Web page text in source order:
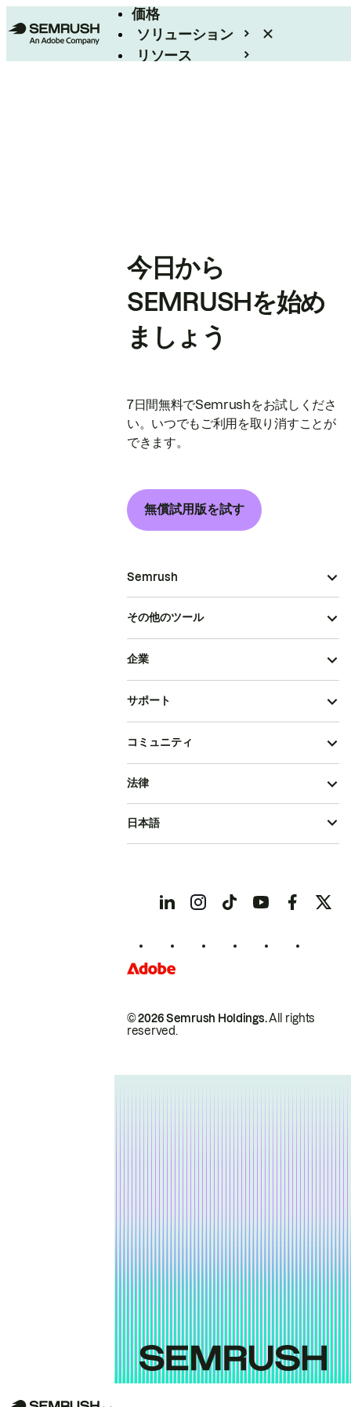
価格
ソリューション
リソース
今日から
SEMRUSHを始め
ましょう
7日間無料でSemrushをお試しくださ
い。いつでもご利用を取り消すことが
できます。
無償試用版を試す
Semrush
その他のツール
企業
サポート
コミュニティ
© 2026 Semrush Holdings.All rights
reserved.
法律
日本語